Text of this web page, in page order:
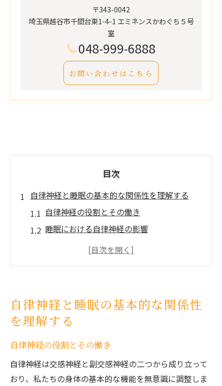
〒343-0042
埼玉県越谷市千間台東1-4-1 エミネンスかわぐち５号
室
048-999-6888
お問い合わせはこちら
目次
自律神経と睡眠の基本的な関係性を理解する
自律神経の役割とその働き
睡眠における自律神経の影響
自律神経の仕組みと睡眠サイクル
自律神経と健康的な睡眠のための基礎知識
現代生活が自律神経に与える影響とは
ストレスが自律神経に与える影響
テクノロジーが自律神経に及ぼす効果
生活リズムの乱れと自律神経の関係
環境要因が自律神経に及ぼす影響
自律神経と睡眠の基本的な関係性
を理解する
自律神経の役割とその働き
自律神経は交感神経と副交感神経の二つから成り立って
おり、私たちの身体の基本的な機能を無意識に調整しま